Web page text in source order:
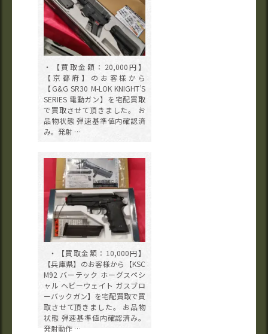
・【買取金額：20,000円】
【京都府】のお客様から
【G&G SR30 M-LOK KNIGHT’S
SERIES 電動ガン】を宅配買取
で買取させて頂きました。 お
品物状態 弾速基準値内確認済
み。発射 …
・【買取金額：10,000円】
【兵庫県】のお客様から【KSC
M92 バーテック ホーグスペシ
ャル ヘビーウェイト ガスブロ
ーバックガン】を宅配買取で買
取させて頂きました。 お品物
状態 弾速基準値内確認済み。
発射動作 …